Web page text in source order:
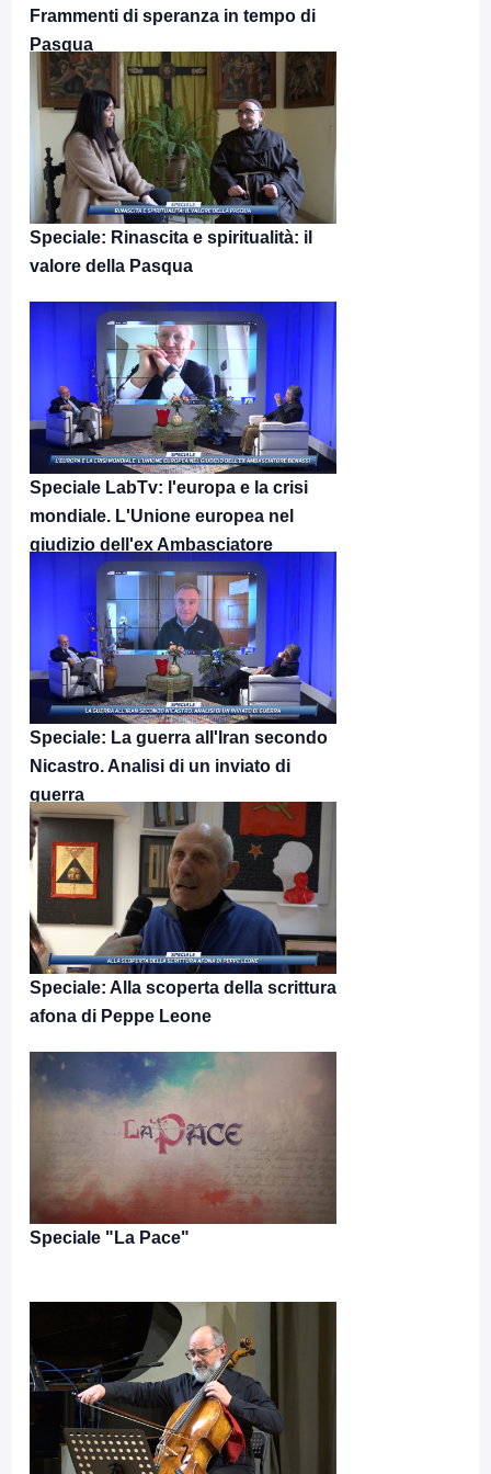
Frammenti di speranza in tempo di
Pasqua
Speciale: Rinascita e spiritualità: il
valore della Pasqua
Speciale LabTv: l'europa e la crisi
mondiale. L'Unione europea nel
giudizio dell'ex Ambasciatore
Benassi
Speciale: La guerra all'Iran secondo
Nicastro. Analisi di un inviato di
guerra
Speciale: Alla scoperta della scrittura
afona di Peppe Leone
Speciale "La Pace"